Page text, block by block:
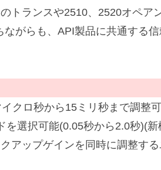
トランスや2510、2520オペア
ながらも、API製品に共通する
クロ秒から15ミリ秒まで調整
を選択可能(0.05秒から2.0秒)(新
アップゲインを同時に調整する